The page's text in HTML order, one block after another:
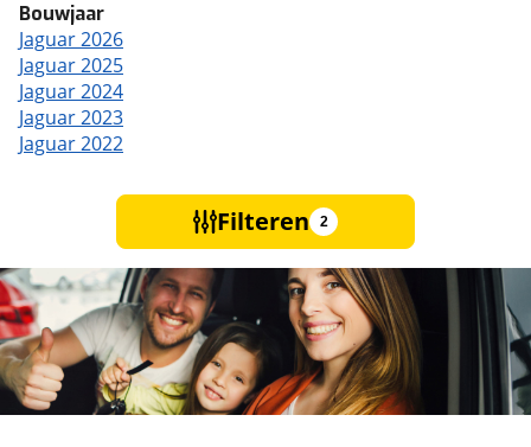
Bouwjaar
Jaguar 2026
Jaguar 2025
Jaguar 2024
Jaguar 2023
Jaguar 2022
Filteren 2